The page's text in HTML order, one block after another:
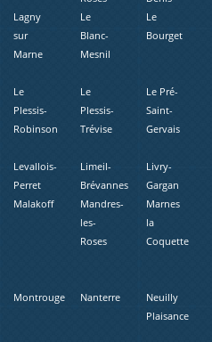
Lagny
sur
Marne
Le
Blanc-
Mesnil
Le
Bourget
Le
Plessis-
Robinson
Le
Plessis-
Trévise
Le Pré-
Saint-
Gervais
Levallois-
Perret
Limeil-
Brévannes
Livry-
Gargan
Malakoff
Mandres-
les-
Roses
Marnes
la
Coquette
Montrouge
Nanterre
Neuilly
Plaisance